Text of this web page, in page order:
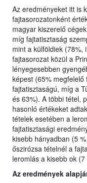
Az eredményeket itt is
fajtasorozatonként
magyar kiszerelő
míg fajtatisztaság
mint a külföldiek (78%,
fajtasorozat közül a
lényegesebben
képest (65%
fajtatisztaságú, míg a
és 63%). A többi tétel,
hasonló értékeket
tételek esetében a
fajtatisztasági
kisebb hányadban (5
őszirózsa tételnél a
leromlás a kisebb ok
Az eredmények